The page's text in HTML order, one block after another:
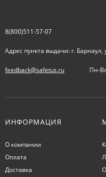
8(800)511-57-07
Адрес пункта выдачи: г.
feedback@safetus.ru Пн-
ИНФОРМАЦИЯ
О компании
Оплата
Доставка